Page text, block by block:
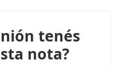
tenés
nota?